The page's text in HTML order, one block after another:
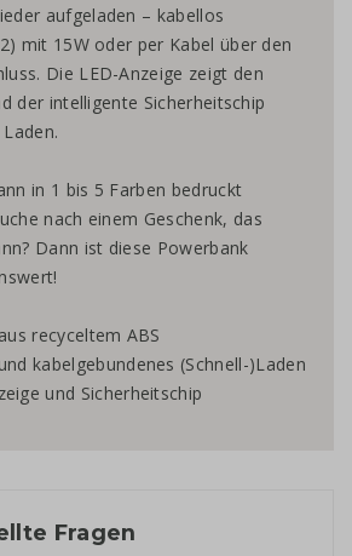
aufgeladen – kabellos
mit 15W oder per Kabel über den
Die LED-Anzeige zeigt den
der intelligente Sicherheitschip
in 1 bis 5 Farben bedruckt
nach einem Geschenk, das
Dann ist diese Powerbank
recyceltem ABS
kabelgebundenes (Schnell-)Laden
und Sicherheitschip
Fragen